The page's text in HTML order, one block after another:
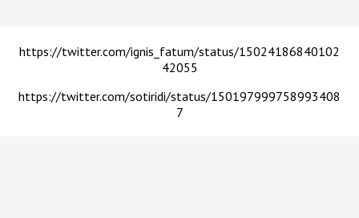
https://twitter.com/ignis_fatum/status/15024186840102
42055
https://twitter.com/sotiridi/status/150197999758993408
7